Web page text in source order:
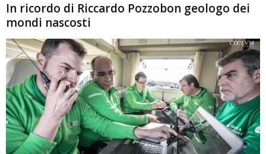
In ricordo di Riccardo Pozzobon geologo dei
mondi nascosti